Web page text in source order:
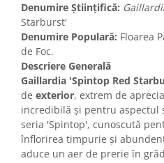
Denumire Științifică:
Starburst'
Denumire Populară: Floarea
de Foc.
Descriere Generală
Gaillardia 'Spintop Red
de exterior, extrem de
incredibilă și pentru aspectul
seria 'Spintop', cunoscută
înflorirea timpurie și
aduce un aer de prerie în